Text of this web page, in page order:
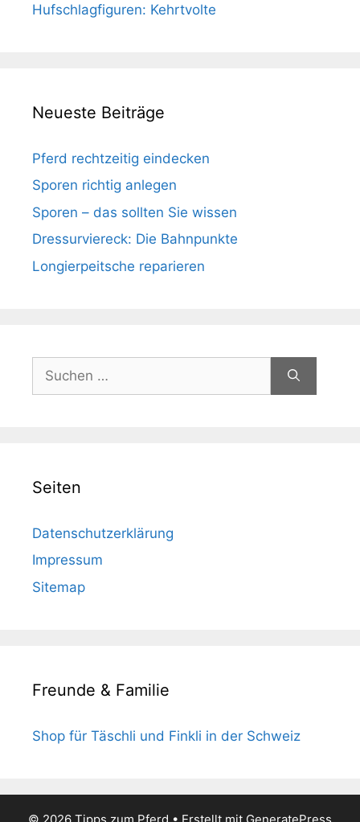
Hufschlagfiguren: Kehrtvolte
Neueste Beiträge
Pferd rechtzeitig eindecken
Sporen richtig anlegen
Sporen – das sollten Sie wissen
Dressurviereck: Die Bahnpunkte
Longierpeitsche reparieren
nach:
Seiten
Datenschutzerklärung
Impressum
Sitemap
Freunde & Familie
Shop für Täschli und Finkli in der Schweiz